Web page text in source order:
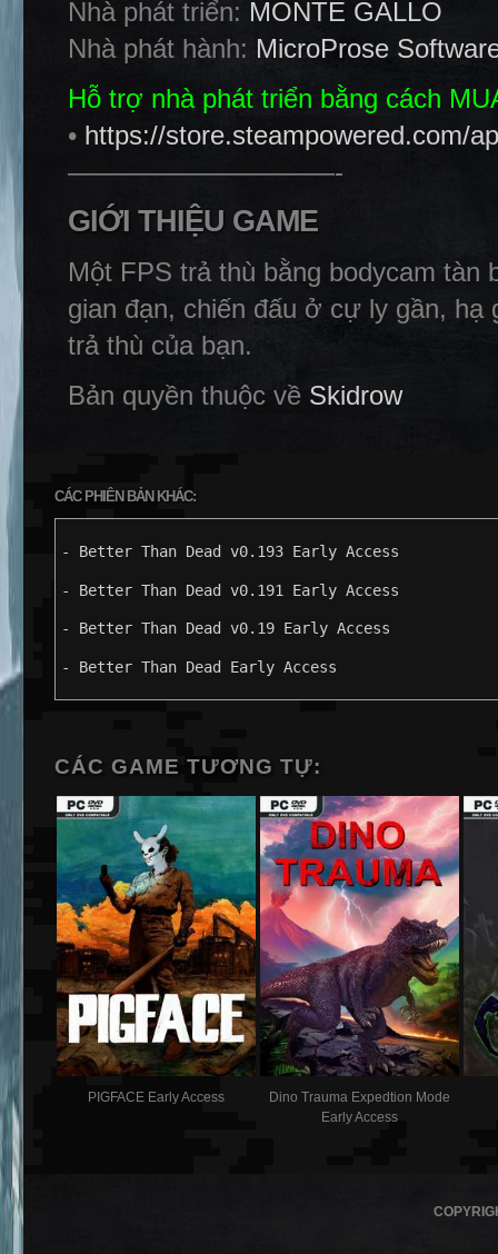
Nhà phát triển: MONTE GALLO
Nhà phát hành: MicroProse
Hỗ trợ nhà phát triển bằng cách
• https://store.steampowered.com/
——————————-
GIỚI THIỆU GAME
Một FPS trả thù bằng bodycam
gian đạn, chiến đấu ở cự ly gần,
trả thù của bạn.
Bản quyền thuộc về Skidrow
CÁC PHIÊN BẢN KHÁC:
- Better Than Dead v0.193 Early Access
- Better Than Dead v0.191 Early Access
- Better Than Dead v0.19 Early Access
- Better Than Dead Early Access
CÁC GAME TƯƠNG TỰ:
PIGFACE Early Access
Dino Trauma Expedtion Mode
Early Access